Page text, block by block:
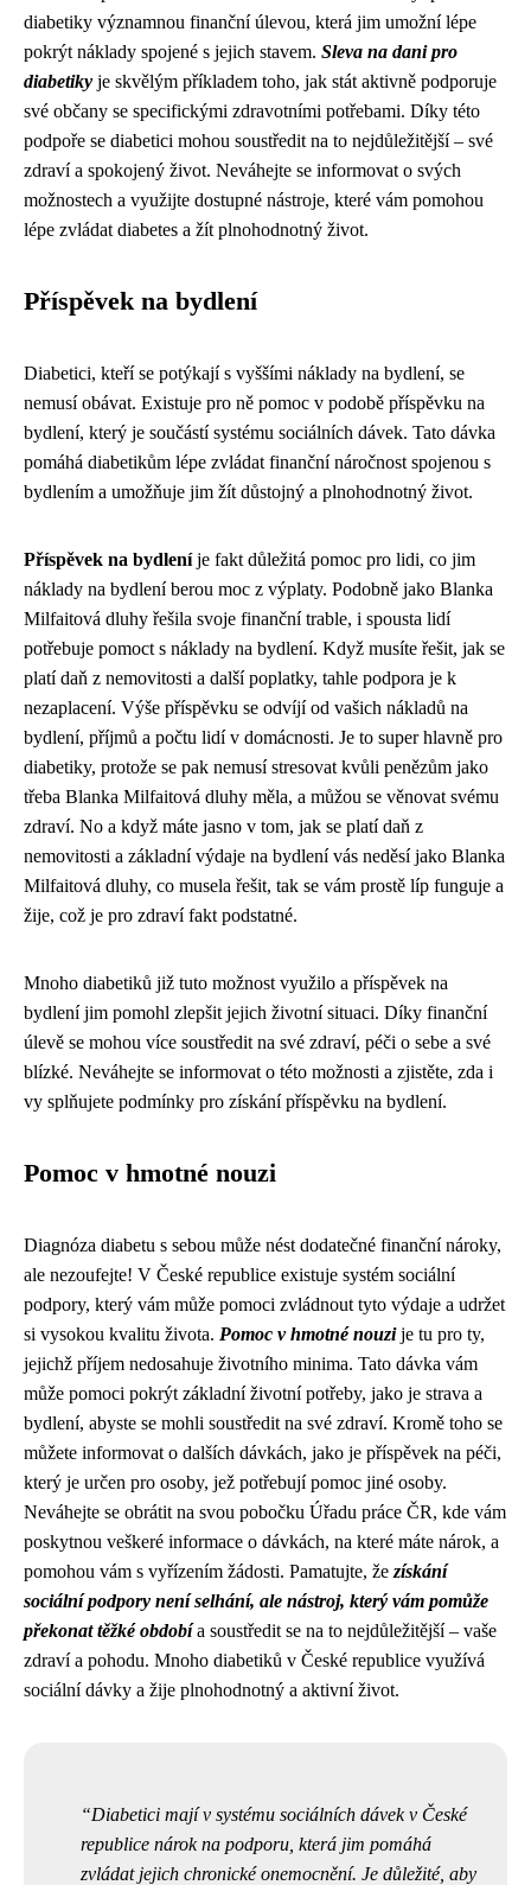
diabetiky významnou finanční úlevou, která jim umožní lépe
pokrýt náklady spojené s jejich stavem. Sleva na dani pro
diabetiky je skvělým příkladem toho, jak stát aktivně podporuje
své občany se specifickými zdravotními potřebami. Díky této
podpoře se diabetici mohou soustředit na to nejdůležitější – své
zdraví a spokojený život. Neváhejte se informovat o svých
možnostech a využijte dostupné nástroje, které vám pomohou
lépe zvládat diabetes a žít plnohodnotný život.
Příspěvek na bydlení
Diabetici, kteří se potýkají s vyššími náklady na bydlení, se
nemusí obávat. Existuje pro ně pomoc v podobě příspěvku na
bydlení, který je součástí systému sociálních dávek. Tato dávka
pomáhá diabetikům lépe zvládat finanční náročnost spojenou s
bydlením a umožňuje jim žít důstojný a plnohodnotný život.
Příspěvek na bydleníje fakt důležitá pomoc pro lidi, co jim
náklady na bydlení berou moc z výplaty. Podobně jako Blanka
Milfaitová dluhy řešila svoje finanční trable, i spousta lidí
potřebuje pomoct s náklady na bydlení. Když musíte řešit, jak se
platí daň z nemovitosti a další poplatky, tahle podpora je k
nezaplacení. Výše příspěvku se odvíjí od vašich nákladů na
bydlení, příjmů a počtu lidí v domácnosti. Je to super hlavně pro
diabetiky, protože se pak nemusí stresovat kvůli penězům jako
třeba Blanka Milfaitová dluhy měla, a můžou se věnovat svému
zdraví. No a když máte jasno v tom, jak se platí daň z
nemovitosti a základní výdaje na bydlení vás neděsí jako Blanka
Milfaitová dluhy, co musela řešit, tak se vám prostě líp funguje a
žije, což je pro zdraví fakt podstatné.
Mnoho diabetiků již tuto možnost využilo a příspěvek na
bydlení jim pomohl zlepšit jejich životní situaci. Díky finanční
úlevě se mohou více soustředit na své zdraví, péči o sebe a své
blízké. Neváhejte se informovat o této možnosti a zjistěte, zda i
vy splňujete podmínky pro získání příspěvku na bydlení.
Pomoc v hmotné nouzi
Diagnóza diabetu s sebou může nést dodatečné finanční nároky,
ale nezoufejte! V České republice existuje systém sociální
podpory, který vám může pomoci zvládnout tyto výdaje a udržet
si vysokou kvalitu života. Pomoc v hmotné nouzije tu pro ty,
jejichž příjem nedosahuje životního minima. Tato dávka vám
může pomoci pokrýt základní životní potřeby, jako je strava a
bydlení, abyste se mohli soustředit na své zdraví. Kromě toho se
můžete informovat o dalších dávkách, jako je příspěvek na péči,
který je určen pro osoby, jež potřebují pomoc jiné osoby.
Neváhejte se obrátit na svou pobočku Úřadu práce ČR, kde vám
poskytnou veškeré informace o dávkách, na které máte nárok, a
pomohou vám s vyřízením žádosti. Pamatujte, že získání
sociální podpory není selhání, ale nástroj, který vám pomůže
překonat těžké obdobía soustředit se na to nejdůležitější – vaše
zdraví a pohodu. Mnoho diabetiků v České republice využívá
sociální dávky a žije plnohodnotný a aktivní život.
Diabetici mají v systému sociálních dávek v České
republice nárok na podporu, která jim pomáhá
zvládat jejich chronické onemocnění. Je důležité, aby